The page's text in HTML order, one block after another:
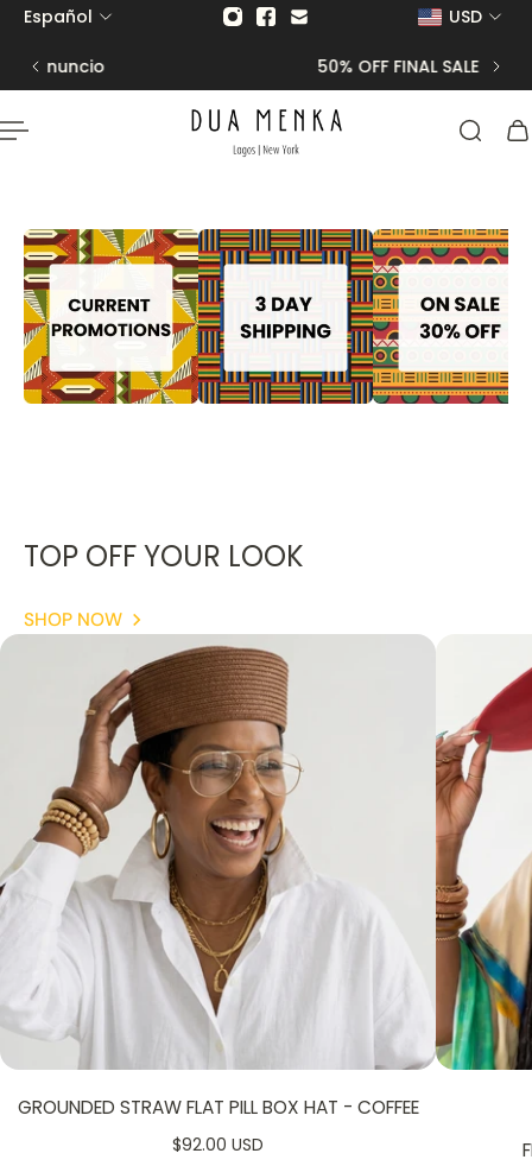
contenido
CODE Final50
Español USD
TOP OFF YOUR LOOK
SHOP NOW
GROUNDED STRAW FLAT PILL BOX HAT - COFFEE
$92.00 USD